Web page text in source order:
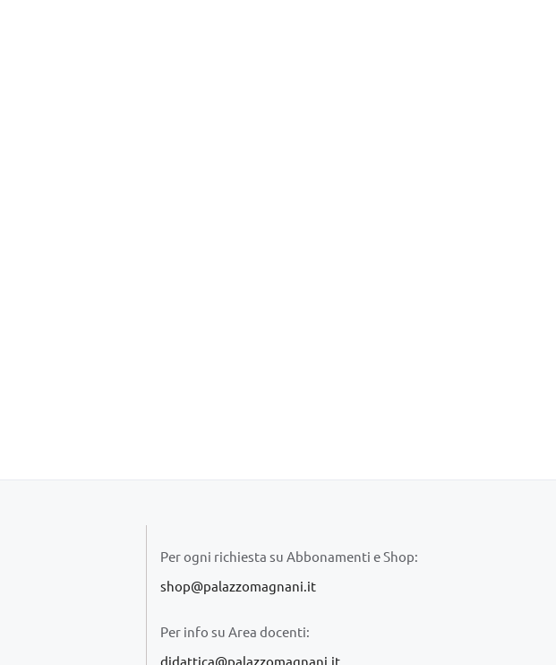
Per ogni richiesta su Abbonamenti e Shop:
shop@palazzomagnani.it
Per info su Area docenti:
didattica@palazzomagnani.it